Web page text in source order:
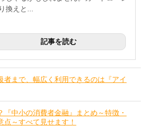
換えと...
記事を読む
者まで、幅広く利用できるのは『アイ
『中小の消費者金融』まとめ～特徴・
点～すべて見せます！